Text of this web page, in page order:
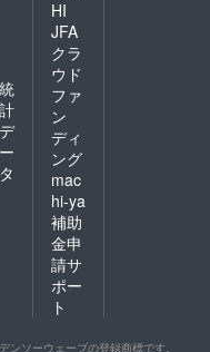
統
計
デ
ー
タ
HI
JFA
クラ
ウド
ファ
ン
ディ
ング
mac
hi-ya
補助
金申
請サ
ポー
ト
ンソーウェーブの登録商標です。